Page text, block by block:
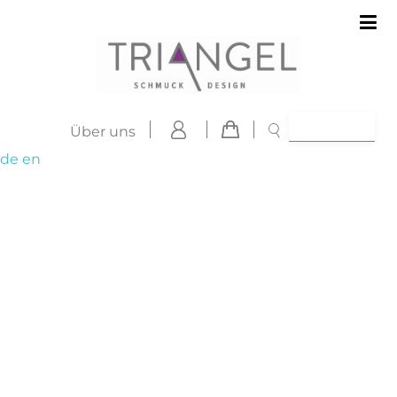
Über uns
de en